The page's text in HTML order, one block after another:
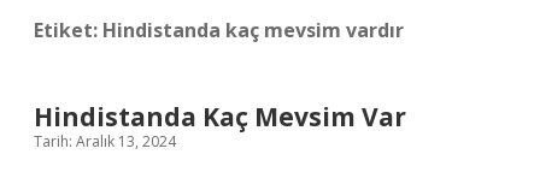
Etiket: Hindistanda kaç mevsim vardır
Hindistanda Kaç Mevsim Var
Tarih: Aralık 13, 2024